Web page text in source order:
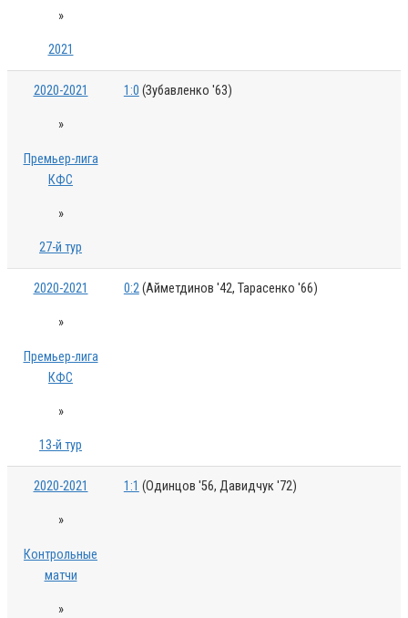
»
2021
2020-2021
»
Премьер-лига
КФС
»
27-й тур
1:0 (Зубавленко '63)
2020-2021
»
Премьер-лига
КФС
»
13-й тур
0:2(Айметдинов '42, Тарасенко '66)
2020-2021
»
Контрольные
матчи
»
1:1 (Одинцов '56, Давидчук '72)